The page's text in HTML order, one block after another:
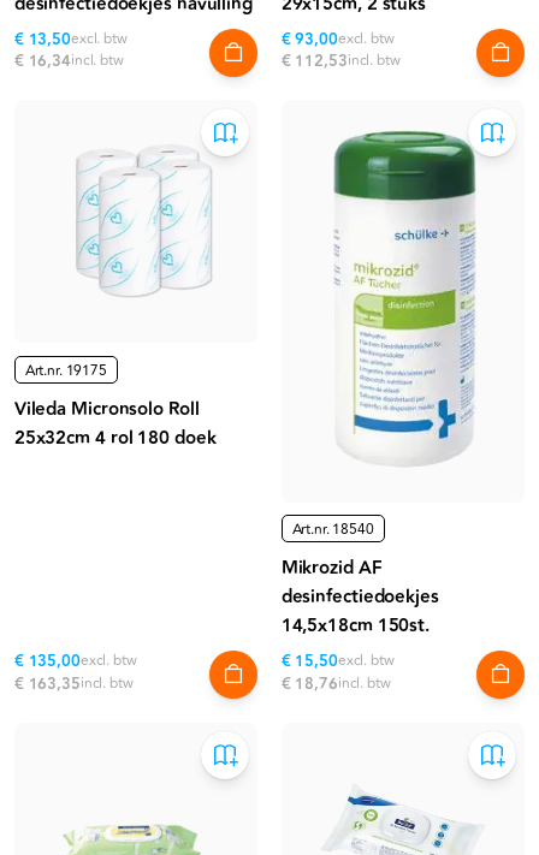
€ 13,50excl. btw
€ 16,34incl. btw
€ 93,00excl. btw
€ 112,53incl. btw
Art.nr. 19175
Vileda Micronsolo Roll
25x32cm 4 rol 180 doek
€ 135,00excl. btw
€ 163,35incl. btw
Art.nr.18540
Mikrozid AF
desinfectiedoekjes
14,5x18cm 150st.
€ 15,50excl. btw
€ 18,76incl. btw